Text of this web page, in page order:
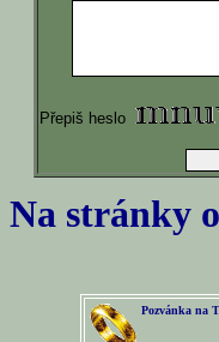
Přepiš heslo
Na stránky
Pozvánka na